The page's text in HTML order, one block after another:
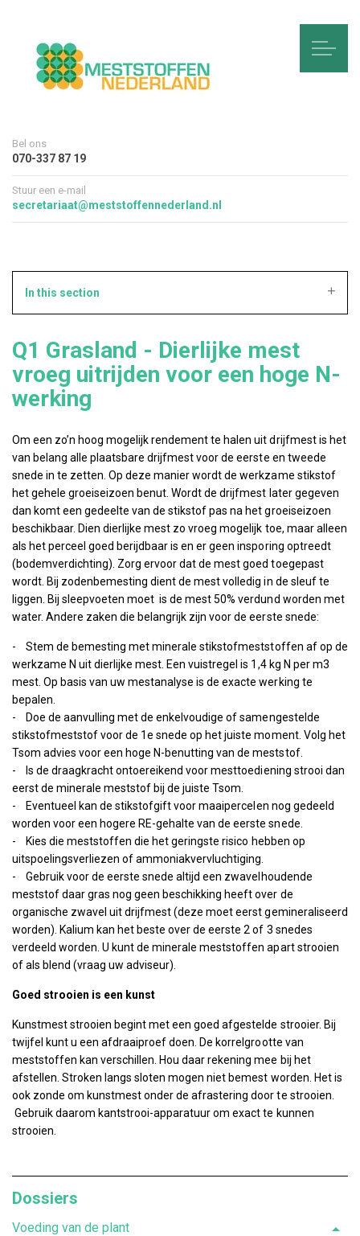
Bel ons
070-337 87 19
Stuur een e-mail
secretariaat@meststoffennederland.nl
In this section
Q1 Grasland - Dierlijke mest
vroeg uitrijden voor een hoge N-
werking
Om een zo’n hoog mogelijk rendement te halen uit drijfmest is het
van belang alle plaatsbare drijfmest voor de eerste en tweede
snede in te zetten. Op deze manier wordt de werkzame stikstof
het gehele groeiseizoen benut. Wordt de drijfmest later gegeven
dan komt een gedeelte van de stikstof pas na het groeiseizoen
beschikbaar. Dien dierlijke mest zo vroeg mogelijk toe, maar alleen
als het perceel goed berijdbaar is en er geen insporing optreedt
(bodemverdichting). Zorg ervoor dat de mest goed toegepast
wordt. Bij zodenbemesting dient de mest volledig in de sleuf te
liggen. Bij sleepvoeten moet is de mest 50% verdund worden met
water. Andere zaken die belangrijk zijn voor de eerste snede:
- Stem de bemesting met minerale stikstofmeststoffen af op de
werkzame N uit dierlijke mest. Een vuistregel is 1,4 kg N per m3
mest. Op basis van uw mestanalyse is de exacte werking te
bepalen.
- Doe de aanvulling met de enkelvoudige of samengestelde
stikstofmeststof voor de 1e snede op het juiste moment. Volg het
Tsom advies voor een hoge N-benutting van de meststof.
- Is de draagkracht ontoereikend voor mesttoediening strooi dan
eerst de minerale meststof bij de juiste Tsom.
- Eventueel kan de stikstofgift voor maaipercelen nog gedeeld
worden voor een hogere RE-gehalte van de eerste snede.
- Kies die meststoffen die het geringste risico hebben op
uitspoelingsverliezen of ammoniakvervluchtiging.
- Gebruik voor de eerste snede altijd een zwavelhoudende
meststof daar gras nog geen beschikking heeft over de
organische zwavel uit drijfmest (deze moet eerst gemineraliseerd
worden). Kalium kan het beste over de eerste 2 of 3 snedes
verdeeld worden. U kunt de minerale meststoffen apart strooien
of als blend (vraag uw adviseur).
Goed strooien is een kunst
Kunstmest strooien begint met een goed afgestelde strooier. Bij
twijfel kunt u een afdraaiproef doen. De korrelgrootte van
meststoffen kan verschillen. Hou daar rekening mee bij het
afstellen. Stroken langs sloten mogen niet bemest worden. Het is
ook zonde om kunstmest onder de afrastering door te strooien.
Gebruik daarom kantstrooi-apparatuur om exact te kunnen
strooien.
Dossiers
Voeding van de plant